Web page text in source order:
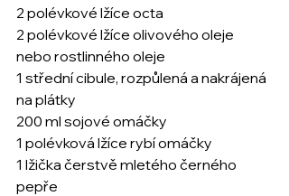
2 polévkové lžíce octa
2 polévkové lžíce olivového oleje
nebo rostlinného oleje
1 střední cibule, rozpůlená a nakrájená
na plátky
200 ml sojové omáčky
1 polévková lžíce rybí omáčky
1 lžička čerstvě mletého černého
pepře